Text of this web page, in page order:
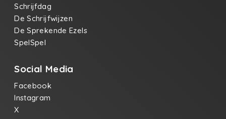
Schrijfdag
De Schrijfwijzen
De Sprekende Ezels
SpelSpel
Social Media
Facebook
Instagram
X